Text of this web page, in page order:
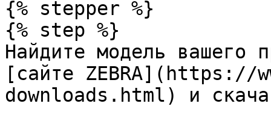
{% stepper %}
{% step %}
Найдите модель вашего
[сайте ZEBRA](https://
downloads.html) и